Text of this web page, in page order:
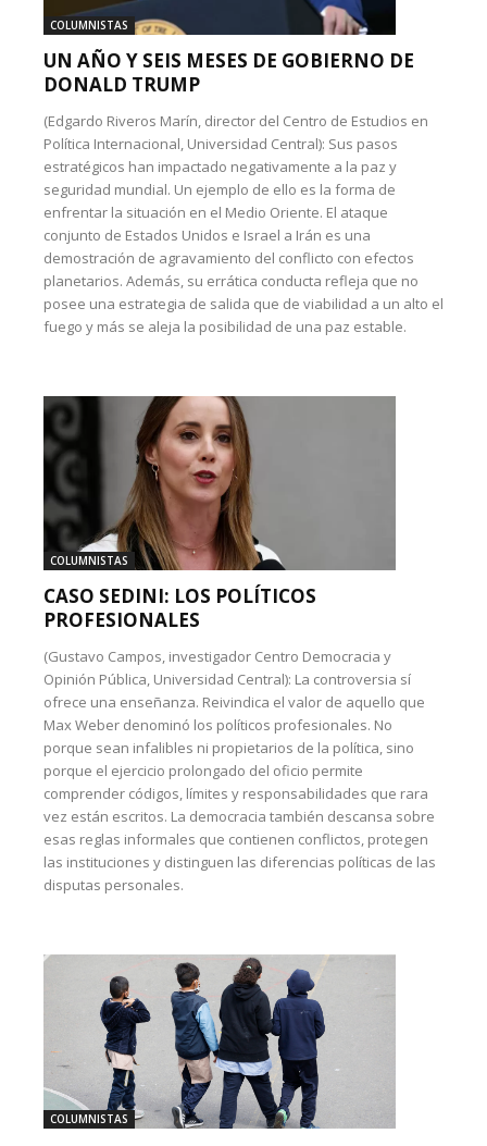
COLUMNISTAS
UN AÑO Y SEIS MESES DE GOBIERNO DE
DONALD TRUMP
(Edgardo Riveros Marín, director del Centro de Estudios en
Política Internacional, Universidad Central): Sus pasos
estratégicos han impactado negativamente a la paz y
seguridad mundial. Un ejemplo de ello es la forma de
enfrentar la situación en el Medio Oriente. El ataque
conjunto de Estados Unidos e Israel a Irán es una
demostración de agravamiento del conflicto con efectos
planetarios. Además, su errática conducta refleja que no
posee una estrategia de salida que de viabilidad a un alto el
fuego y más se aleja la posibilidad de una paz estable.
COLUMNISTAS
CASO SEDINI: LOS POLÍTICOS
PROFESIONALES
(Gustavo Campos, investigador Centro Democracia y
Opinión Pública, Universidad Central): La controversia sí
ofrece una enseñanza. Reivindica el valor de aquello que
Max Weber denominó los políticos profesionales. No
porque sean infalibles ni propietarios de la política, sino
porque el ejercicio prolongado del oficio permite
comprender códigos, límites y responsabilidades que rara
vez están escritos. La democracia también descansa sobre
esas reglas informales que contienen conflictos, protegen
las instituciones y distinguen las diferencias políticas de las
disputas personales.
COLUMNISTAS